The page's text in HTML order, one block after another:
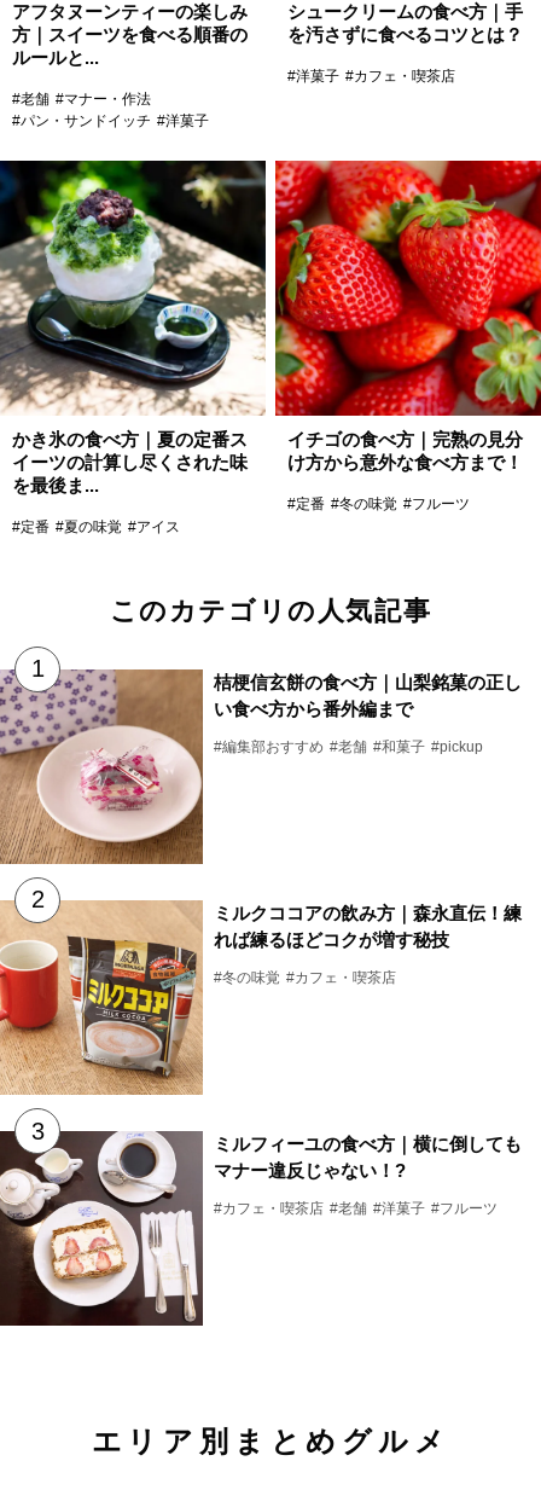
アフタヌーンティーの楽しみ
方｜スイーツを食べる順番の
ルールと...
#老舗 #マナー・作法
#パン・サンドイッチ #洋菓子
シュークリームの食べ方｜手
を汚さずに食べるコツとは？
#洋菓子 #カフェ・喫茶店
かき氷の食べ方｜夏の定番ス
イーツの計算し尽くされた味
を最後ま...
#定番 #夏の味覚 #アイス
イチゴの食べ方｜完熟の見分
け方から意外な食べ方まで！
#定番 #冬の味覚 #フルーツ
このカテゴリの人気記事
桔梗信玄餅の食べ方｜山梨銘菓の正し
い食べ方から番外編まで
#編集部おすすめ #老舗 #和菓子 #pickup
ミルクココアの飲み方｜森永直伝！練
れば練るほどコクが増す秘技
#冬の味覚 #カフェ・喫茶店
ミルフィーユの食べ方｜横に倒しても
マナー違反じゃない！?
#カフェ・喫茶店 #老舗 #洋菓子 #フルーツ
エリア別まとめグルメ